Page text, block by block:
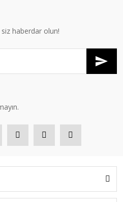
haberdar olun!